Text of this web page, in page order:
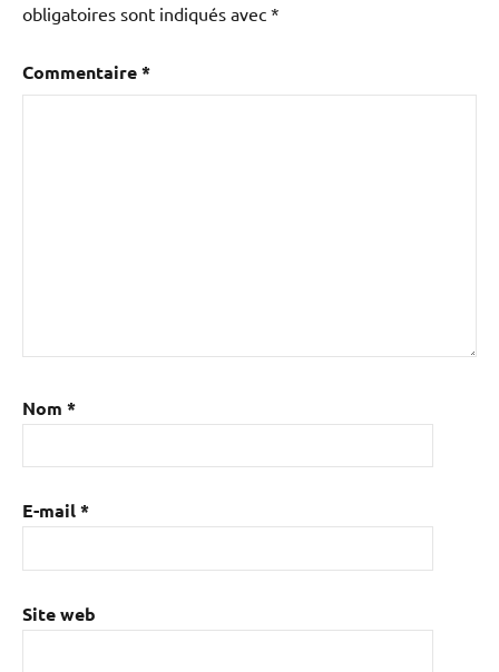
obligatoires sont indiqués avec *
Commentaire*
Nom *
E-mail*
Site web